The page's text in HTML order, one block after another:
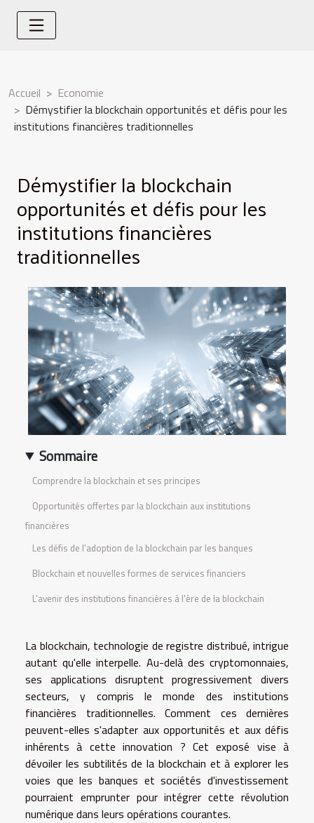
Accueil
Economie
Démystifier la blockchain opportunités et défis pour les
institutions financières traditionnelles
Démystifier la blockchain
opportunités et défis pour les
institutions financières
traditionnelles
Sommaire
Comprendre la blockchain et ses principes
Opportunités offertes par la blockchain aux institutions
financières
Les défis de l'adoption de la blockchain par les banques
Blockchain et nouvelles formes de services financiers
L'avenir des institutions financières à l'ère de la blockchain
La blockchain, technologie de registre distribué, intrigue
autant qu'elle interpelle. Au-delà des cryptomonnaies,
ses applications disruptent progressivement divers
secteurs, y compris le monde des institutions
financières traditionnelles. Comment ces dernières
peuvent-elles s'adapter aux opportunités et aux défis
inhérents à cette innovation ? Cet exposé vise à
dévoiler les subtilités de la blockchain et à explorer les
voies que les banques et sociétés d'investissement
pourraient emprunter pour intégrer cette révolution
numérique dans leurs opérations courantes.